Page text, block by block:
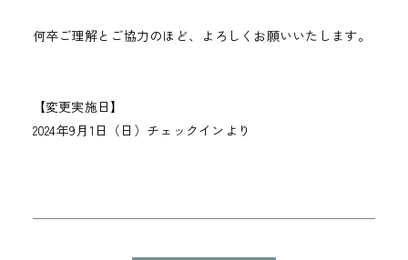
何卒ご理解とご協力のほど、よろしくお願いいたします。
【変更実施日】
2024年9月1日（日）チェックインより